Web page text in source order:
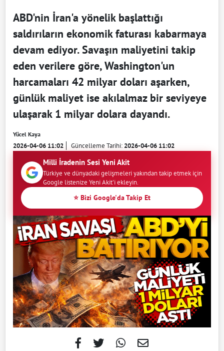
ABD'nin İran'a yönelik başlattığı
saldırıların ekonomik faturası kabarmaya
devam ediyor. Savaşın maliyetini takip
eden verilere göre, Washington'un
harcamaları 42 milyar doları aşarken,
günlük maliyet ise akılalmaz bir seviyeye
ulaşarak 1 milyar dolara dayandı.
Yücel Kaya
2026-04-06 11:02 Güncelleme Tarihi:2026-04-06 11:02
Milli İradenin Sesi Yeni Akit
Türkiye ve dünyadaki gelişmeleri yakından takip etmek için
Google listenize Yeni Akit'i ekleyin.
⭐ Bizi Google'da Takip Et